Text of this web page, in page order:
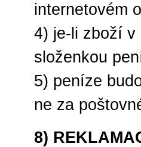
internetovém
4) je-li zboží v
složenkou
5) peníze
ne za
8)